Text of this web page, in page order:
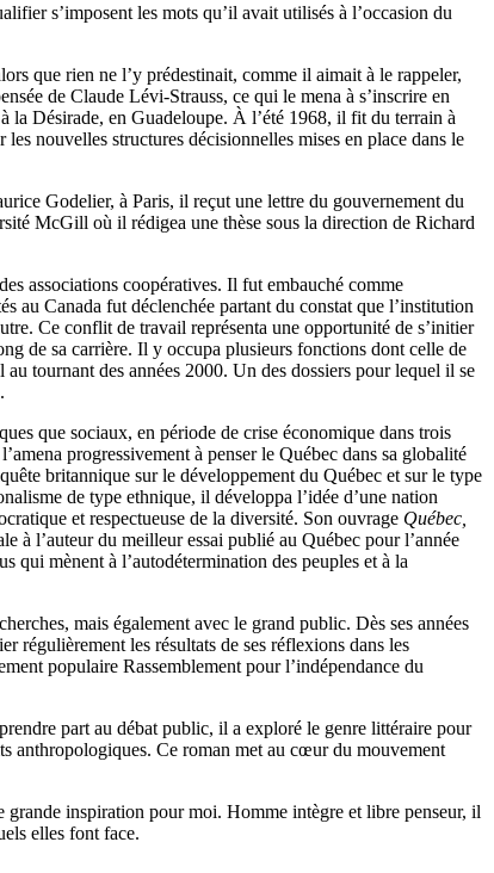
s’imposent les mots qu’il avait utilisés à l’occasion du
que rien ne l’y prédestinait, comme il aimait à le rappeler,
de Claude Lévi-Strauss, ce qui le mena à s’inscrire en
la Désirade, en Guadeloupe. À l’été 1968, il fit du terrain à
nouvelles structures décisionnelles mises en place dans le
Godelier, à Paris, il reçut une lettre du gouvernement du
McGill où il rédigea une thèse sous la direction de Richard
associations coopératives. Il fut embauché comme
au Canada fut déclenchée partant du constat que l’institution
Ce conflit de travail représenta une opportunité de s’initier
de sa carrière. Il y occupa plusieurs fonctions dont celle de
tournant des années 2000. Un des dossiers pour lequel il se
que sociaux, en période de crise économique dans trois
progressivement à penser le Québec dans sa globalité
britannique sur le développement du Québec et sur le type
de type ethnique, il développa l’idée d’une nation
et respectueuse de la diversité. Son ouvrage Québec,
à l’auteur du meilleur essai publié au Québec pour l’année
qui mènent à l’autodétermination des peuples et à la
mais également avec le grand public. Dès ses années
régulièrement les résultats de ses réflexions dans les
populaire Rassemblement pour l’indépendance du
part au débat public, il a exploré le genre littéraire pour
anthropologiques. Ce roman met au cœur du mouvement
grande inspiration pour moi. Homme intègre et libre penseur, il
elles font face.